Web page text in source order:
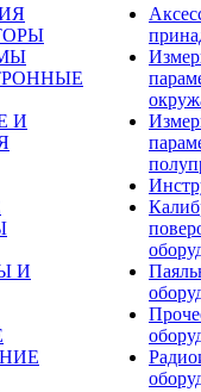
И
И